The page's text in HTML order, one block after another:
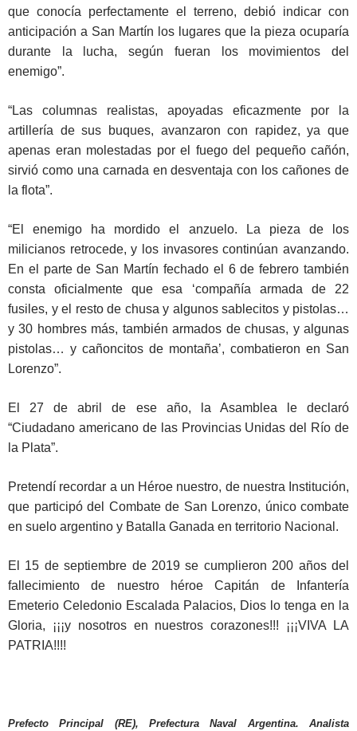
que conocía perfectamente el terreno, debió indicar con
anticipación a San Martín los lugares que la pieza ocuparía
durante la lucha, según fueran los movimientos del
enemigo”.
“Las columnas realistas, apoyadas eficazmente por la
artillería de sus buques, avanzaron con rapidez, ya que
apenas eran molestadas por el fuego del pequeño cañón,
sirvió como una carnada en desventaja con los cañones de
la flota”.
“El enemigo ha mordido el anzuelo. La pieza de los
milicianos retrocede, y los invasores continúan avanzando.
En el parte de San Martín fechado el 6 de febrero también
consta oficialmente que esa ‘compañía armada de 22
fusiles, y el resto de chusa y algunos sablecitos y pistolas…
y 30 hombres más, también armados de chusas, y algunas
pistolas… y cañoncitos de montaña’, combatieron en San
Lorenzo”.
El 27 de abril de ese año, la Asamblea le declaró
“Ciudadano americano de las Provincias Unidas del Río de
la Plata”.
Pretendí recordar a un Héroe nuestro, de nuestra Institución,
que participó del Combate de San Lorenzo, único combate
en suelo argentino y Batalla Ganada en territorio Nacional.
El 15 de septiembre de 2019 se cumplieron 200 años del
fallecimiento de nuestro héroe Capitán de Infantería
Emeterio Celedonio Escalada Palacios, Dios lo tenga en la
Gloria, ¡¡¡y nosotros en nuestros corazones!!! ¡¡¡VIVA LA
PATRIA!!!!
Prefecto Principal (RE), Prefectura Naval Argentina. Analista